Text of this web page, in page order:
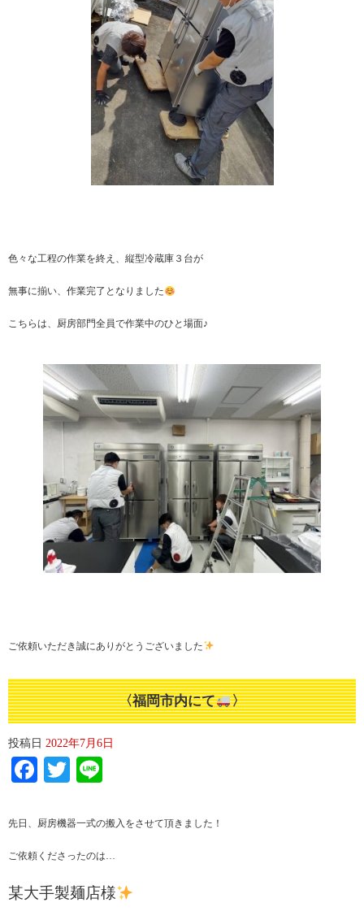
色々な工程の作業を終え、縦型冷蔵庫３台が
無事に揃い、作業完了となりました
こちらは、厨房部門全員で作業中のひと場面♪
ご依頼いただき誠にありがとうございました
〈福岡市内にて 〉
投稿日 2022年7月6日
Facebook
Twitter
先日、厨房機器一式の搬入をさせて頂きました！
ご依頼くださったのは…
某大手製麺店様